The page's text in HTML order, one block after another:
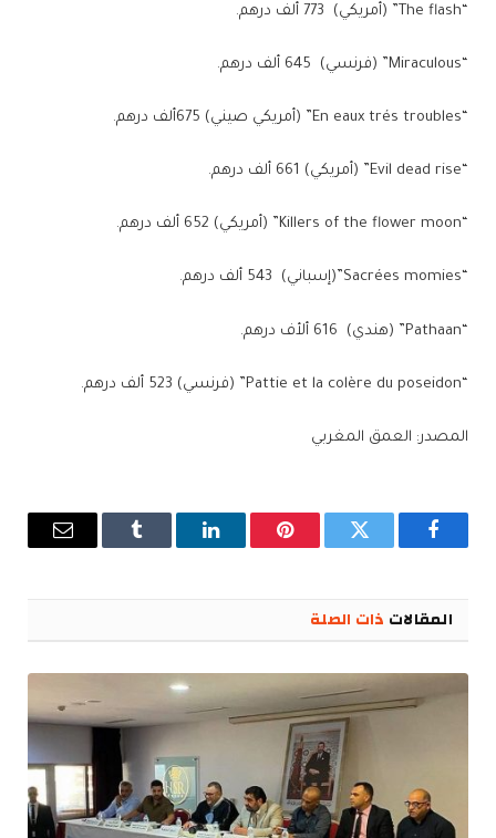
“The flash” (أمريكي) 773 ألف درهم.
“Miraculous” (فرنسي) 645 ألف درهم.
“En eaux trés troubles” (أمريكي صيني) 675ألف درهم.
“Evil dead rise” (أمريكي) 661 ألف درهم.
“Killers of the flower moon” (أمريكي) 652 ألف درهم.
“Sacrées momies”(إسباني) 543 ألف درهم.
“Pathaan” (هندي) 616 ألأف درهم.
“Pattie et la colère du poseidon” (فرنسي) 523 ألف درهم.
المصدر: العمق المغربي
فيسبوك تويتر بينتيريستلينكدإن Tumblr
البريد
المقالات ذات الصلة